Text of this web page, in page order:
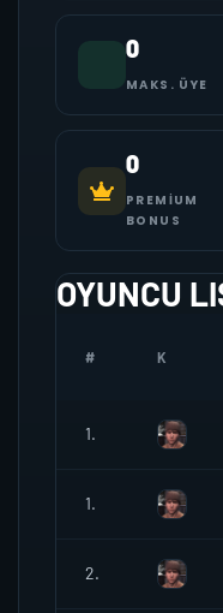
0
MAKS. ÜYE
0
PREMIUM
BONUS
OYUNCU
# K
1.
1.
2.